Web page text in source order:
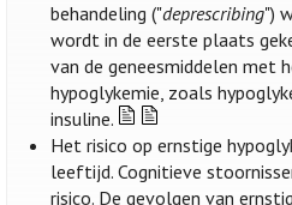
behandeling ("deprescribing")
wordt in de eerste plaats
van de geneesmiddelen met
hypoglykemie, zoals
insuline.
Het risico op ernstige
leeftijd. Cognitieve
risico. De gevolgen van